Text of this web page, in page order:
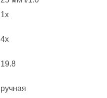
1x
4x
19.8
ручная